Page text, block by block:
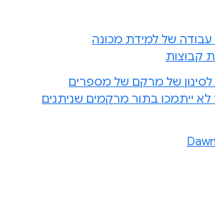
עבודה של למידת מכונה
קבוצות
לסינון של מרקם של מספרים
ייתמכו בתור מרקמים שניתנים